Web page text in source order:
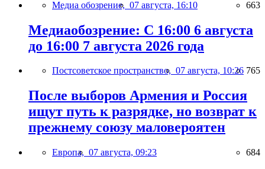
Медиа обозрение, 07 августа, 16:10 663
Медиаобозрение: С 16:00 6 августа
до 16:00 7 августа 2026 года
Постсоветское пространство, 07 августа, 10:26 765
После выборов Армения и Россия
ищут путь к разрядке, но возврат к
прежнему союзу маловероятен
Европа, 07 августа, 09:23 684